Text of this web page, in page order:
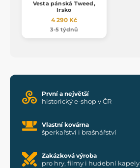
Vesta pánská Tweed,
Irsko
4 290 Kč
3-5 týdnů
První a největší
historický e-shop v ČR
Vlastní kovárna
šperkařství i brašnářství
Zakázková výroba
pro hry, filmy i hudební kapely